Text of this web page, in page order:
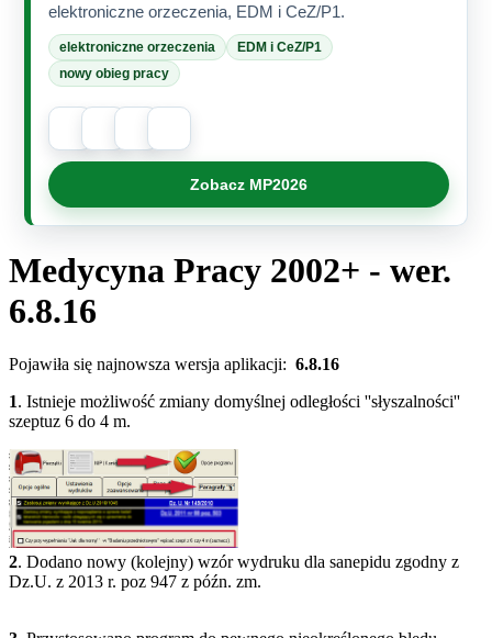
elektroniczne orzeczenia, EDM i CeZ/P1.
elektroniczne orzeczenia
EDM i CeZ/P1
nowy obieg pracy
Zobacz MP2026
Medycyna Pracy 2002+ - wer.
6.8.16
Pojawiła się najnowsza wersja aplikacji: 6.8.16
1. Istnieje możliwość zmiany domyślnej odległości ''słyszalności''
szeptuz 6 do 4 m.
2. Dodano nowy (kolejny) wzór wydruku dla sanepidu zgodny z
Dz.U. z 2013 r. poz 947 z późn. zm.